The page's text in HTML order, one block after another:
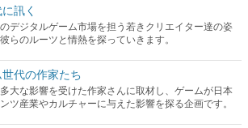
訊く
デジタルゲーム市場を担う若きクリエイター達の姿
らのルーツと情熱を探っていきます。
代の作家たち
大な影響を受けた作家さんに取材し、ゲームが日本
ツ産業やカルチャーに与えた影響を探る企画です。